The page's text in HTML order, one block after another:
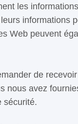
les
informations
Web peuvent
de
nous avez
sécurité.